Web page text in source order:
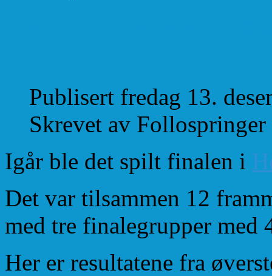
Publisert fredag 13.
Skrevet av Follospringer
Igår ble det spilt finalen i
Det var tilsammen 12
med tre finalegrupper med
Her er resultatene fra